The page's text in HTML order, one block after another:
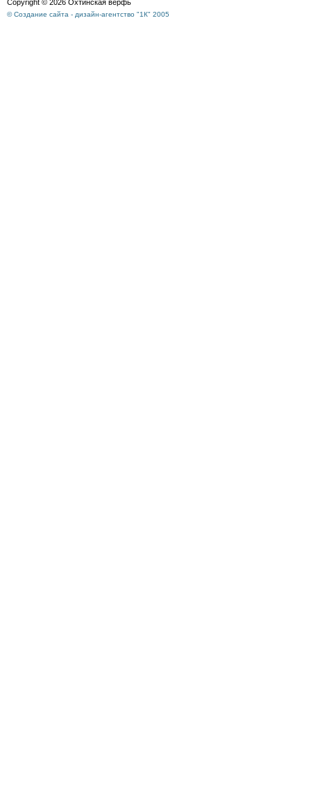
Copyright © 2026 Охтинская верфь
© Создание сайта - дизайн-агентство "1К" 2005